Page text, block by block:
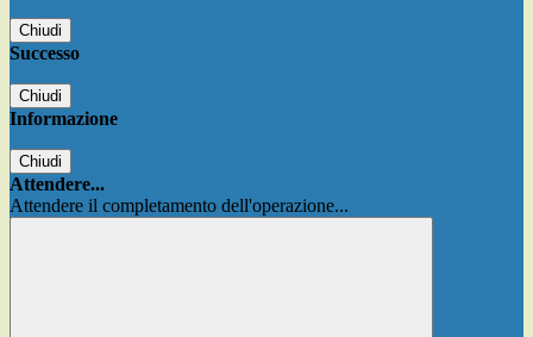
Chiudi
Successo
Chiudi
Informazione
Chiudi
Attendere...
Attendere il completamento dell'operazione...